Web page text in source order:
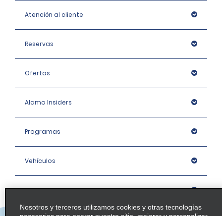
Atención al cliente
Reservas
Ofertas
Alamo Insiders
Programas
Vehículos
Oficinas
Nosotros y terceros utilizamos cookies y otras tecnologías